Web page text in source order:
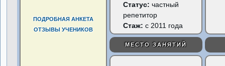
ПОДРОБНАЯ АНКЕТА
ОТЗЫВЫ УЧЕНИКОВ
Статус:частный
репетитор
Стаж: с 2011 года
МЕСТО ЗАНЯТИЙ